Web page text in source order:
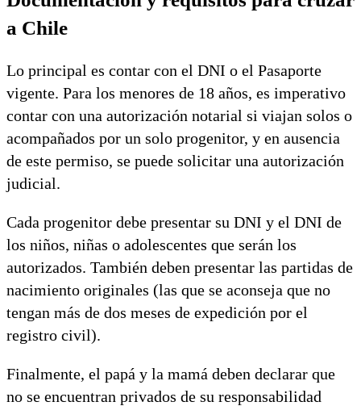
a Chile
Lo principal es contar con el DNI o el Pasaporte
vigente. Para los menores de 18 años, es imperativo
contar con una autorización notarial si viajan solos o
acompañados por un solo progenitor, y en ausencia
de este permiso, se puede solicitar una autorización
judicial.
Cada progenitor debe presentar su DNI y el DNI de
los niños, niñas o adolescentes que serán los
autorizados. También deben presentar las partidas de
nacimiento originales (las que se aconseja que no
tengan más de dos meses de expedición por el
registro civil).
Finalmente, el papá y la mamá deben declarar que
no se encuentran privados de su responsabilidad